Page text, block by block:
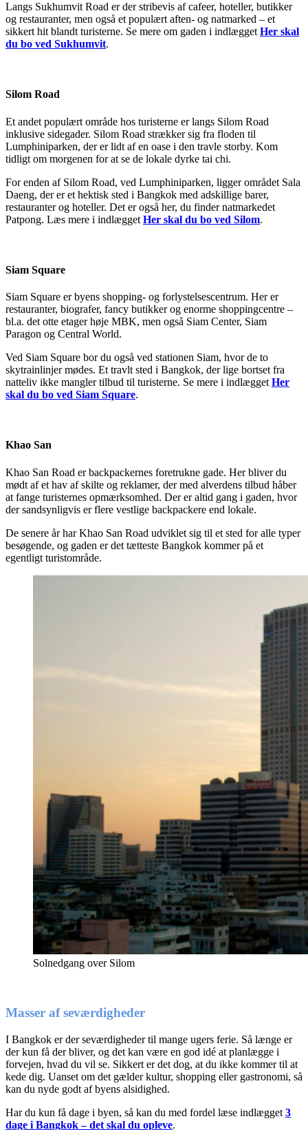
Langs Sukhumvit Road er der stribevis af cafeer, hoteller, butikker
og restauranter, men også et populært aften- og natmarked – et
sikkert hit blandt turisterne. Se mere om gaden i indlægget Her skal
du bo ved Sukhumvit.
Silom Road
Et andet populært område hos turisterne er langs Silom Road
inklusive sidegader. Silom Road strækker sig fra floden til
Lumphiniparken, der er lidt af en oase i den travle storby. Kom
tidligt om morgenen for at se de lokale dyrke tai chi.
For enden af Silom Road, ved Lumphiniparken, ligger området Sala
Daeng, der er et hektisk sted i Bangkok med adskillige barer,
restauranter og hoteller. Det er også her, du finder natmarkedet
Patpong. Læs mere i indlægget Her skal du bo ved Silom.
Siam Square
Siam Square er byens shopping- og forlystelsescentrum. Her er
restauranter, biografer, fancy butikker og enorme shoppingcentre –
bl.a. det otte etager høje MBK, men også Siam Center, Siam
Paragon og Central World.
Ved Siam Square bor du også ved stationen Siam, hvor de to
skytrainlinjer mødes. Et travlt sted i Bangkok, der lige bortset fra
natteliv ikke mangler tilbud til turisterne. Se mere i indlægget Her
skal du bo ved Siam Square.
Khao San
Khao San Road er backpackernes foretrukne gade. Her bliver du
mødt af et hav af skilte og reklamer, der med alverdens tilbud håber
at fange turisternes opmærksomhed. Der er altid gang i gaden, hvor
der sandsynligvis er flere vestlige backpackere end lokale.
De senere år har Khao San Road udviklet sig til et sted for alle typer
besøgende, og gaden er det tætteste Bangkok kommer på et
egentligt turistområde.
Solnedgang over Silom
Masser af seværdigheder
I Bangkok er der seværdigheder til mange ugers ferie. Så længe er
der kun få der bliver, og det kan være en god idé at planlægge i
forvejen, hvad du vil se. Sikkert er det dog, at du ikke kommer til at
kede dig. Uanset om det gælder kultur, shopping eller gastronomi, så
kan du nyde godt af byens alsidighed.
Har du kun få dage i byen, så kan du med fordel læse indlægget 3
dage i Bangkok – det skal du opleve.